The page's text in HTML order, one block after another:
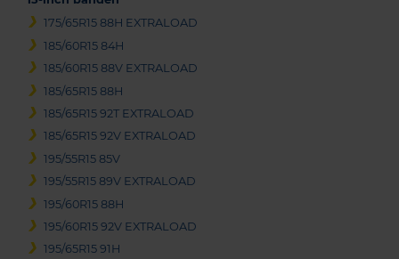
175/65R15 88H EXTRALOAD
185/60R15 84H
185/60R15 88V EXTRALOAD
185/65R15 88H
185/65R15 92T EXTRALOAD
185/65R15 92V EXTRALOAD
195/55R15 85V
195/55R15 89V EXTRALOAD
195/60R15 88H
195/60R15 92V EXTRALOAD
195/65R15 91H